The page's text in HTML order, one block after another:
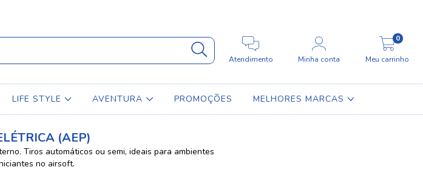
Atendimento Minha conta Meu carrinho
0
LIFE STYLE AVENTURA PROMOÇÕES MELHORES MARCAS
(AEP)
Tiros automáticos ou semi, ideais para ambientes
no airsoft.